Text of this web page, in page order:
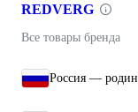
REDVERG
Все товары бренда
Россия —